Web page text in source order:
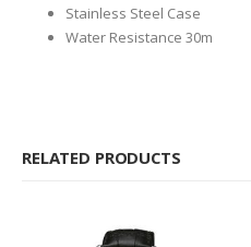
Stainless Steel Case
Water Resistance 30m
RELATED PRODUCTS